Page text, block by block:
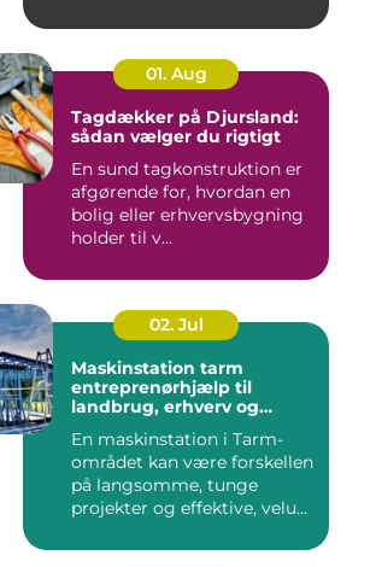
01. Aug
Tagdækker på Djursland:
sådan vælger du rigtigt
En sund tagkonstruktion er
afgørende for, hvordan en
bolig eller erhvervsbygning
holder til v...
02. Jul
Maskinstation tarm
entreprenørhjælp til
landbrug, erhverv og
En maskinstation i Tarm-
området kan være forskellen
på langsomme, tunge
projekter og effektive, velu...